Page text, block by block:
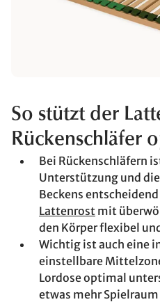
So stützt der
Rückenschläfer
Bei Rückenschläfern
Unterstützung und
Beckens
Lattenrost mit
den Körper flexibel
Wichtig ist auch eine
einstellbare
Lordose optimal
etwas mehr